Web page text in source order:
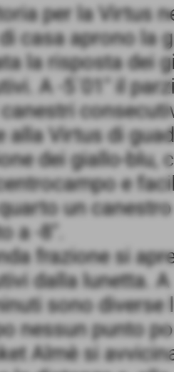
per la Virtus
casa aprono la
la risposta dei
A -5´01" il
alla Virtus di
dei giallo-blu,
e
un
a -8".
frazione si
dalla lunetta.
sono diverse
nessun punto
Almè si